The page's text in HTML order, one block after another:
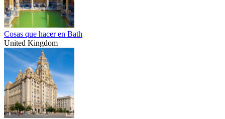
Cosas que hacer en Bath
United Kingdom